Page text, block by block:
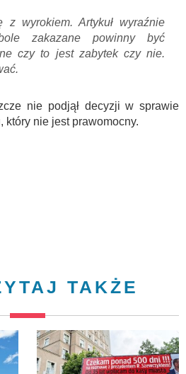
z wyrokiem. Artykuł wyraźnie
zakazane powinny być
czy to jest zabytek czy nie.
nie podjął decyzji w sprawie
który nie jest prawomocny.
TAKŻE